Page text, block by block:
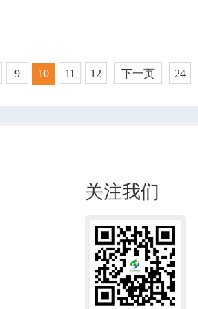
9 10 11 12 下一页 24
关注我们